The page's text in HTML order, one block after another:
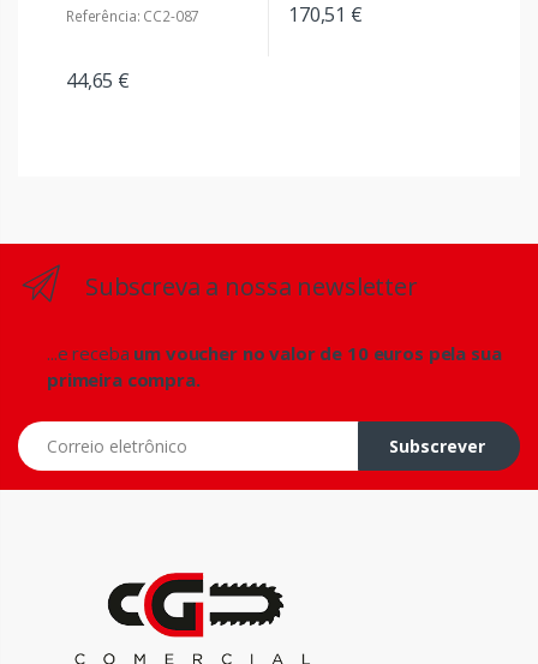
Referência: CC2-087
44,65 €
170,51 €
Subscreva a nossa newsletter
...e receba um voucher no valor de 10 euros pela sua
primeira compra.
Correio eletrônico
Subscrever